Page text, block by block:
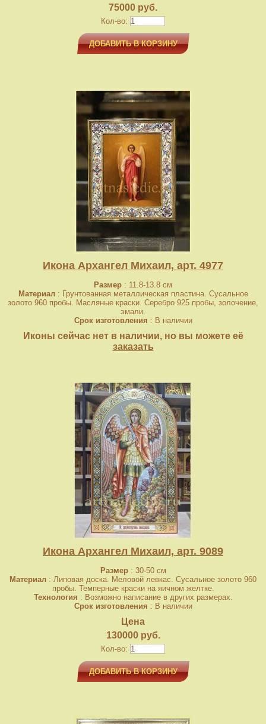
75000 руб.
Кол-во:
ДОБАВИТЬ В КОРЗИНУ
Икона Архангел Михаил, арт. 4977
Размер : 11.8-13.8 см
Материал: Грунтованная металлическая пластина. Сусальное
золото 960 пробы. Масляные краски. Серебро 925 пробы, золочение,
эмали.
Срок изготовления : В наличии
Иконы сейчас нет в наличии, но вы можете её
заказать
Икона Архангел Михаил, арт. 9089
Размер: 30-50 см
Материал : Липовая доска. Меловой левкас. Сусальное золото 960
пробы. Темперные краски на яичном желтке.
Технология : Возможно написание в других размерах.
Срок изготовления : В наличии
Цена
130000 руб.
Кол-во:
ДОБАВИТЬ В КОРЗИНУ